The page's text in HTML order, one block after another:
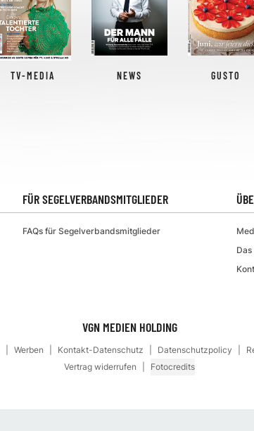
TV-MEDIA NEWS GUSTO
FÜR SEGELVERBANDSMITGLIEDER
FAQs für Segelverbandsmitglieder
Das
VGN MEDIEN HOLDING
Werben Kontakt-Datenschutz Datenschutzpolicy
Vertrag widerrufen
Fotocredits